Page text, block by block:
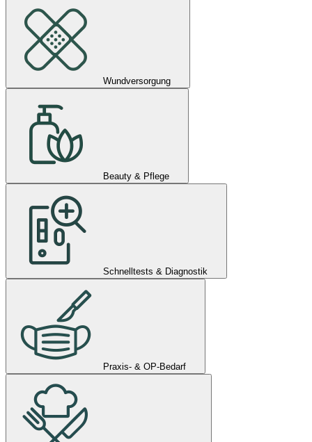
Wundversorgung
Beauty & Pflege
Schnelltests & Diagnostik
Praxis- & OP-Bedarf